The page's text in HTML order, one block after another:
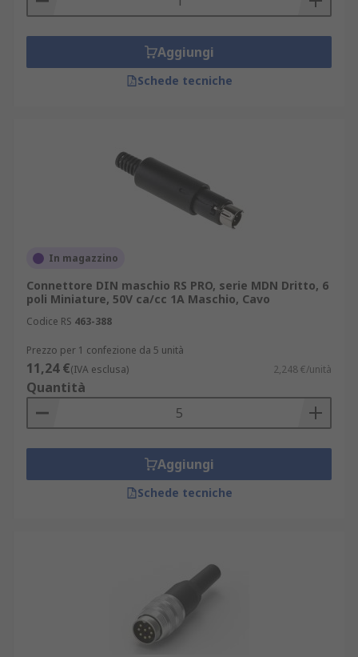
Aggiungi
Schede tecniche
In magazzino
Connettore DIN maschio RS PRO, serie MDN Dritto, 6
poli Miniature, 50V ca/cc 1A Maschio, Cavo
Codice RS 463-388
Prezzo per 1 confezione da 5 unità
11,24 €(IVA esclusa) 2,248 €/unità
Quantità
Aggiungi
Schede tecniche